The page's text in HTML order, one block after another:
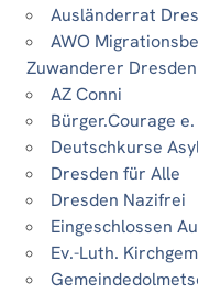
Ausländerrat
AWO
Zuwanderer
AZ Conni
Bürger.Courage e.
Deutschkurse
Dresden für Alle
Dresden Nazifrei
Eingeschlossen
Ev.-Luth.